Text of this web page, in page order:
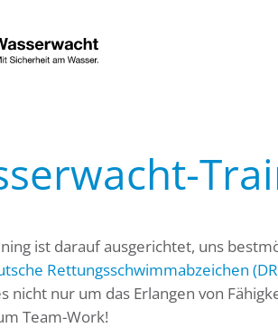
ist darauf ausgerichtet, uns
Rettungsschwimmabzeichen
nicht nur um das Erlangen von
Team-Work!